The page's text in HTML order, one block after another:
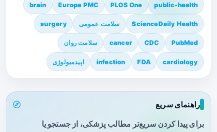
public-health
PLOS One
Europe PMC
brain
ScienceDaily Health سلامت عمومی surgery
PubMed
CDC
cancer سلامت روان
cardiology
FDA
infection اپیدمیولوژی
راهنمای سریع
برای پیدا کردن سریع‌تر مطالب پزشکی، از جستجو یا